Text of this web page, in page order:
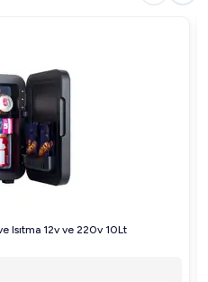
Isıtma 12v ve 220v 10Lt